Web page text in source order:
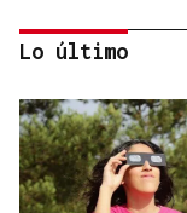
Lo último